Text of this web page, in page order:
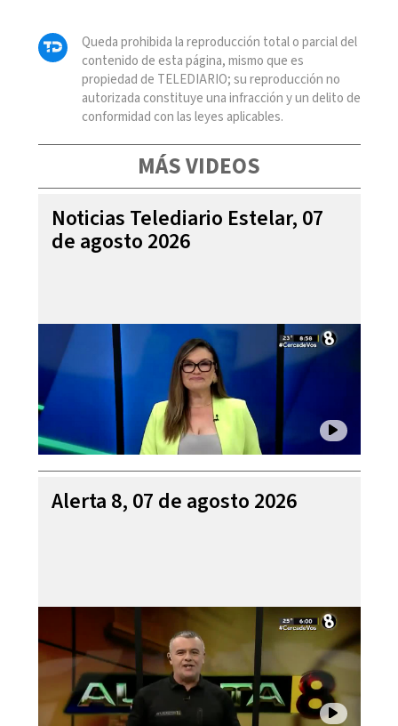
Queda prohibida la reproducción total o parcial del
contenido de esta página, mismo que es
propiedad de TELEDIARIO; su reproducción no
autorizada constituye una infracción y un delito de
conformidad con las leyes aplicables.
MÁS VIDEOS
Noticias Telediario Estelar, 07
de agosto 2026
Alerta 8, 07 de agosto 2026